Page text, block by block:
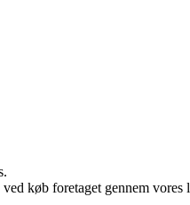
køb foretaget gennem